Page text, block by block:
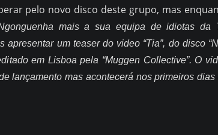
pelo novo disco deste grupo, mas
mais a sua equipa de idiotas da
um teaser do video “Tia”, do disco
em Lisboa pela “Muggen Collective”. O
lançamento mas acontecerá nos primeiros dias